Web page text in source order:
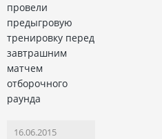
провели
предыгровую
тренировку перед
завтрашним
матчем
отборочного
раунда
16.06.2015